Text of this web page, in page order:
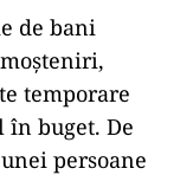
de bani
temporare
în buget. De
persoane